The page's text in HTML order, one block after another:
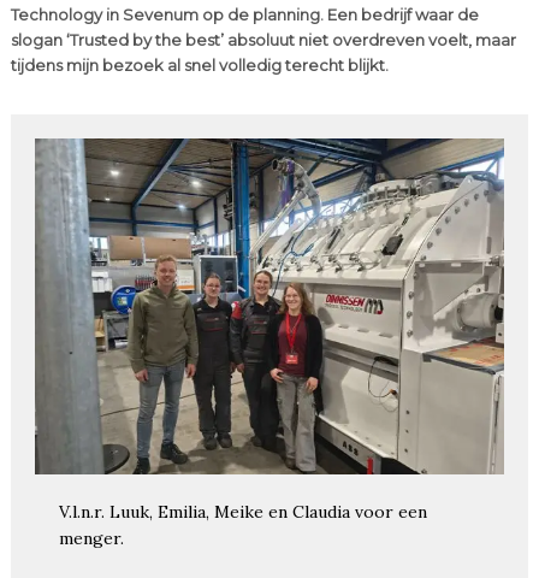
Technology in Sevenum op de planning. Een bedrijf waar de
slogan ‘Trusted by the best’ absoluut niet overdreven voelt, maar
tijdens mijn bezoek al snel volledig terecht blijkt.
V.l.n.r. Luuk, Emilia, Meike en Claudia voor een
menger.